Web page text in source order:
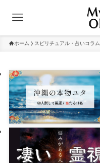
ホーム スピリチュアル・占いコラム